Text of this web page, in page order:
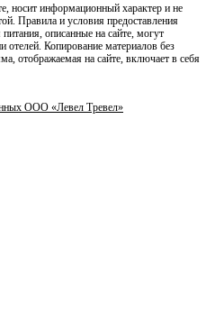
носит информационный характер и не
Правила и условия предоставления
описанные на сайте, могут
Копирование материалов без
отображаемая на сайте, включает в себя
ООО «Левел Тревел»